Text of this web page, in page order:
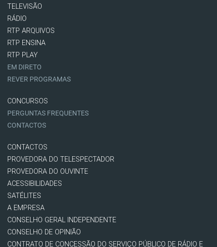
TELEVISÃO
RÁDIO
RTP ARQUIVOS
RTP ENSINA
RTP PLAY
EM DIRETO
REVER PROGRAMAS
CONCURSOS
PERGUNTAS FREQUENTES
CONTACTOS
CONTACTOS
PROVEDORA DO TELESPECTADOR
PROVEDORA DO OUVINTE
ACESSIBILIDADES
SATÉLITES
A EMPRESA
CONSELHO GERAL INDEPENDENTE
CONSELHO DE OPINIÃO
CONTRATO DE CONCESSÃO DO SERVIÇO PÚBLICO DE RÁDIO E